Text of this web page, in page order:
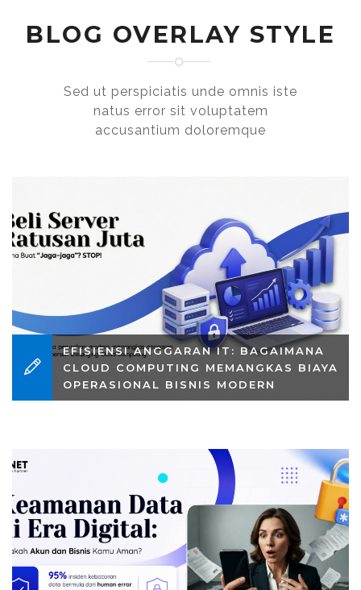
BLOG OVERLAY STYLE
Sed ut perspiciatis unde omnis iste
natus error sit voluptatem
accusantium doloremque
EFISIENSI ANGGARAN IT: BAGAIMANA
CLOUD COMPUTING MEMANGKAS BIAYA
OPERASIONAL BISNIS MODERN